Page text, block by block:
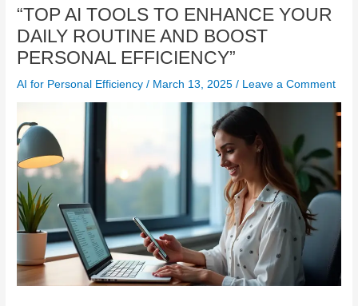
“TOP AI TOOLS TO ENHANCE YOUR
DAILY ROUTINE AND BOOST
PERSONAL EFFICIENCY”
AI for Personal Efficiency / March 13, 2025/ Leave a Comment